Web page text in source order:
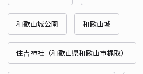
和歌山城公園 和歌山城
住吉神社（和歌山県和歌山市梶取）